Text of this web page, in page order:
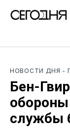
НОВОСТИ ДНЯ -
Бен-
службы